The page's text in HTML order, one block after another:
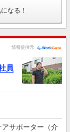
なる！
情報提供元
員
アサポーター（介